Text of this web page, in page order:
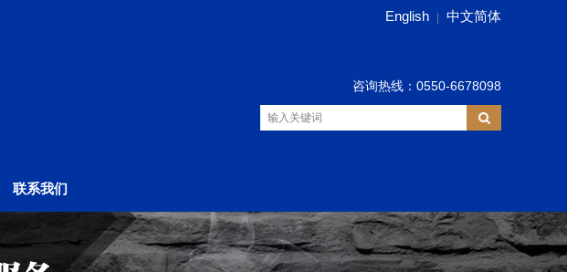
English 中文简体
咨询热线：0550-6678098
联系我们